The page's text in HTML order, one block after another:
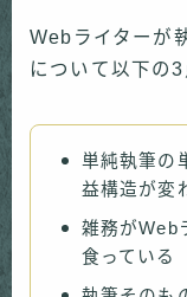
Webライターが
について以下の3
単純執筆の
益構造が変
雑務がWeb
食っている